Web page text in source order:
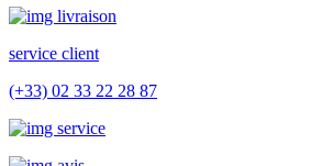
service client
(+33) 02 33 22 28 87